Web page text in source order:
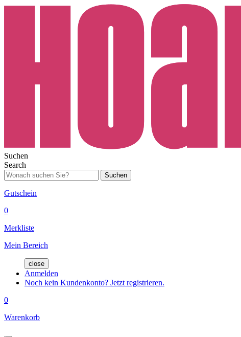
Suchen
Search
Suchen
Gutschein
0
Merkliste
Mein Bereich
close
Anmelden
Noch kein Kundenkonto? Jetzt registrieren.
0
Warenkorb